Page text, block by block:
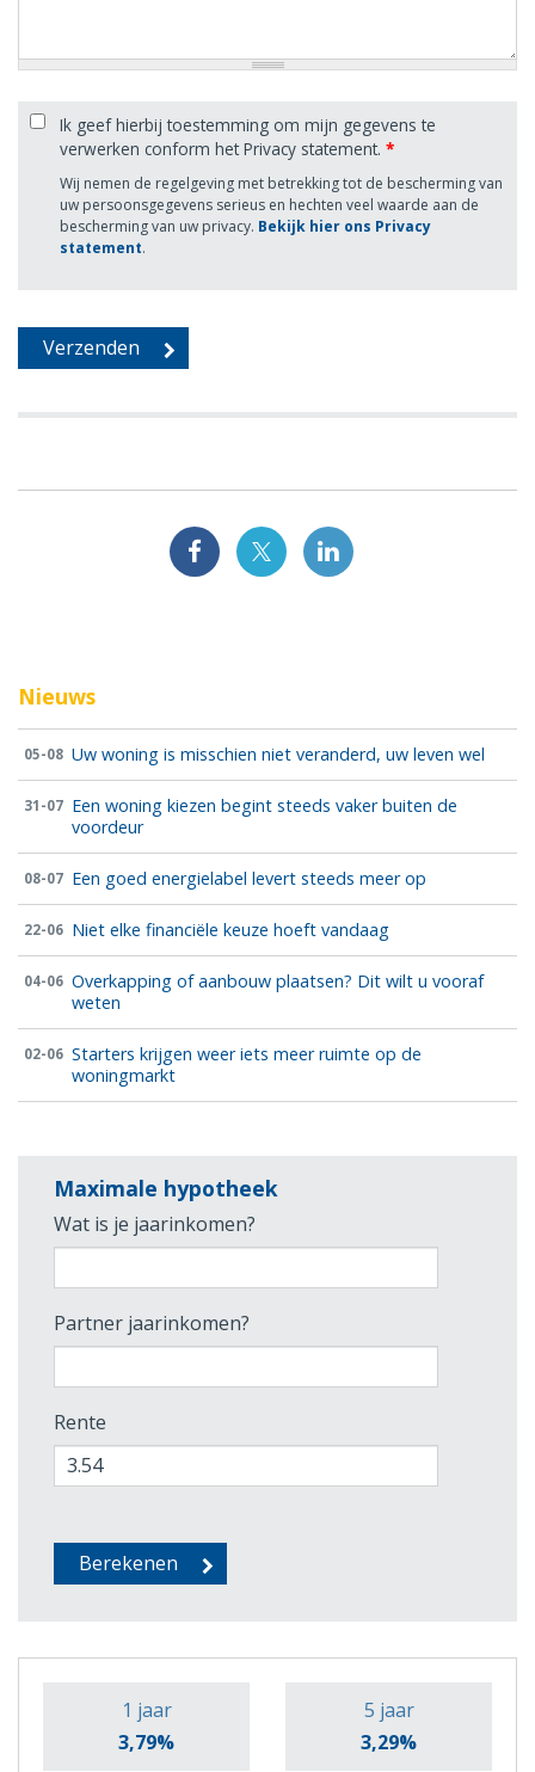
Ik geef hierbij toestemming om mijn gegevens te
verwerken conform het Privacy statement. *
Wij nemen de regelgeving met betrekking tot de bescherming van
uw persoonsgegevens serieus en hechten veel waarde aan de
bescherming van uw privacy. Bekijk hier ons Privacy
statement.
Nieuws
05-08 Uw woning is misschien niet veranderd, uw leven wel
31-07 Een woning kiezen begint steeds vaker buiten de
voordeur
08-07 Een goed energielabel levert steeds meer op
22-06 Niet elke financiële keuze hoeft vandaag
04-06 Overkapping of aanbouw plaatsen? Dit wilt u vooraf
weten
02-06 Starters krijgen weer iets meer ruimte op de
woningmarkt
Maximale hypotheek
Wat is je jaarinkomen?
Partner jaarinkomen?
Rente
1 jaar
3,79%
5 jaar
3,29%